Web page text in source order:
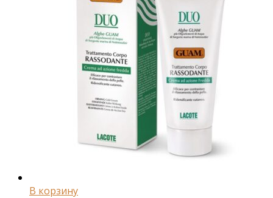
В корзину